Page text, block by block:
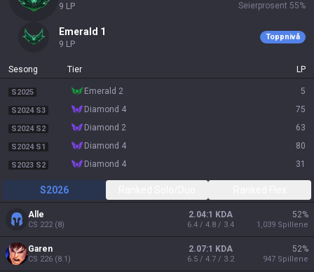
9 LP
Seierprosent 55%
emerald 1
9 LP
Toppnivå
Sesong Tier LP
S2025 emerald 2 5
S2024 S3 diamond 4 75
S2024 S2 diamond 2 63
S2024 S1 diamond 4 80
S2023 S2 diamond 4 31
S2026
Alle
CS 222(8)
2.04:1 KDA
6.4 / 4.8 / 3.4
52%
1,039 Spillene
Garen
CS 226 (8.1)
2.07:1 KDA
6.5 / 4.7 / 3.2
52%
947 Spillene